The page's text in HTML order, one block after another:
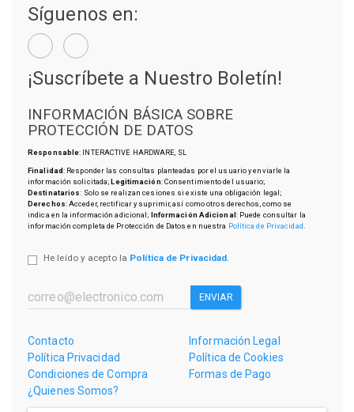
Síguenos en:
¡Suscríbete a Nuestro Boletín!
INFORMACIÓN BÁSICA SOBRE
PROTECCIÓN DE DATOS
Responsable: INTERACTIVE HARDWARE, SL
Finalidad: Responder las consultas planteadas por el usuario y enviarle la
información solicitada; Legitimación: Consentimiento del usuario;
Destinatarios: Solo se realizan cesiones si existe una obligación legal;
Derechos: Acceder, rectificar y suprimir, así como otros derechos, como se
indica en la información adicional; Información Adicional : Puede consultar la
información completa de Protección de Datos en nuestra Política de Privacidad.
He leído y acepto la Política de Privacidad
ENVIAR
Contacto
Información Legal
Política Privacidad
Política de Cookies
Condiciones de Compra
Formas de Pago
¿Quienes Somos?